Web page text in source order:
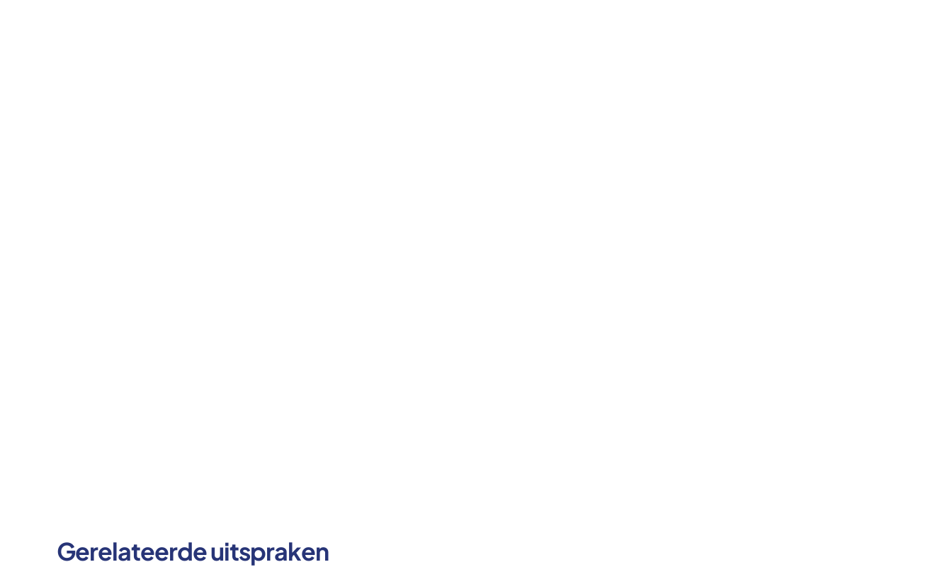
Gerelateerde uitspraken